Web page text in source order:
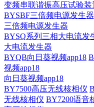
变频串联谐振高压试验装
BYSBF三倍频电源发生器
三倍频电源发生器
BYSQ系列三相大电流发
大电流发生器
BYQB向日葵视频app18
视频app18
向日葵视频app18
BY7500高压无线核相仪
无线核相仪 BY7200语音